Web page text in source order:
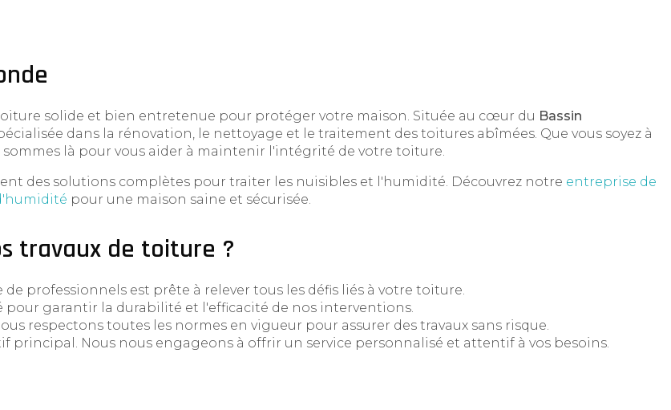
solide et bien entretenue pour protéger votre maison. Située au cœur du Bassin
dans la rénovation, le nettoyage et le traitement des toitures abîmées. Que vous soyez à
là pour vous aider à maintenir l'intégrité de votre toiture.
des solutions complètes pour traiter les nuisibles et l'humidité. Découvrez notre entreprise de
pour une maison saine et sécurisée.
travaux de toiture ?
professionnels est prête à relever tous les défis liés à votre toiture.
pour garantir la durabilité et l'efficacité de nos interventions.
respectons toutes les normes en vigueur pour assurer des travaux sans risque.
principal. Nous nous engageons à offrir un service personnalisé et attentif à vos besoins.